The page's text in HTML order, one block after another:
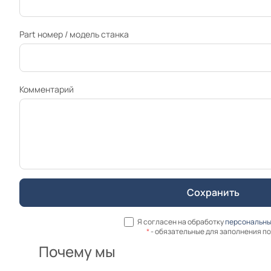
Part номер / модель станка
Комментарий
Я согласен на обработку
*- обязательные для заполнения
Почему мы